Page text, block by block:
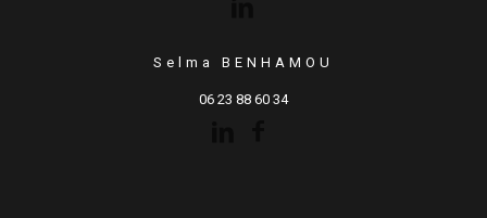
Selma BENHAMOU
06 23 88 60 34